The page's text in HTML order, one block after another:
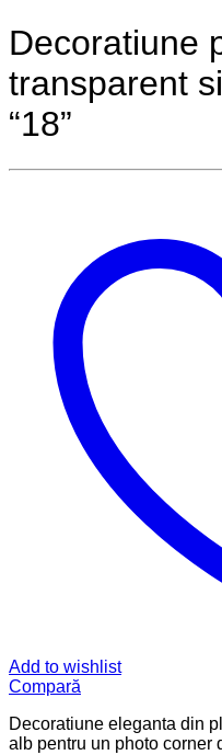
Decoratiune
transparent
“18”
Add to wishlist
Compară
Decoratiune eleganta din
alb pentru un photo corner